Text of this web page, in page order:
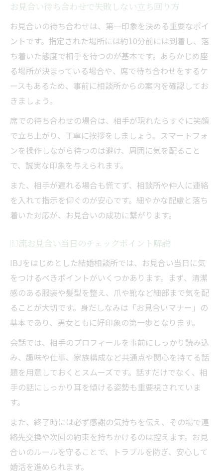
お見合い待ち合わせで失敗しない立ち回り方
お見合いの待ち合わせは、第一印象を決める重要なポイ
ントです。指定された場所には約10分前には到着し、落
ち着いた態度で相手を待つのが基本です。あらかじめ座
る場所が決まっている場合や、席で待ち合わせをするケ
ースもあるため、事前に相談所からの案内を確認してお
きましょう。
席での待ち合わせの場合は、相手が現れたらすぐに笑顔
で立ち上がり、丁寧に挨拶をしましょう。スマートフォ
ンを操作しながら待つのは避け、周囲に気を配ること
で、誠実な印象を与えられます。
また、相手が遅れる場合も慌てず、相談所や仲人に連絡
を入れて指示を仰ぐのが安心です。細やかな配慮と落ち
着いた対応が、お見合いの成功に繋がります。
IBJ流お見合い当日のチェックポイント解説
IBJをはじめとした結婚相談所では、お見合い当日に気
をつけるべきポイントがいくつかあります。まず、清潔
感のある服装や髪型を整え、爪や靴など細部まで気を配
ることが大切です。身だしなみは「お見合いマナー」の
基本であり、男女ともに好印象の第一歩となります。
会話では、相手のプロフィールを事前にしっかり読み込
み、趣味や仕事、家族構成など共通点や関心を持てる話
題を用意しておくとスムーズです。話すだけでなく、相
手の話にしっかり耳を傾ける姿勢も重要視されていま
す。
また、終了時には必ず感謝の気持ちを伝え、その場で連
絡先交換や次回の約束を持ちかけるのは控えます。お見
合いのルールを守ることで、トラブルを防ぎ、安心して
婚活を進められます。